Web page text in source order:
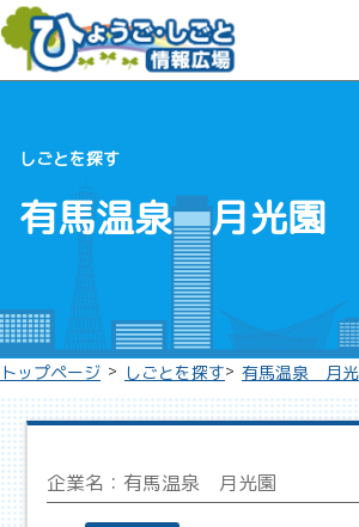
しごとを探す
有馬温泉 月光園
トップページ > しごとを探す> 有馬温泉 月
企業名： 有馬温泉 月光園